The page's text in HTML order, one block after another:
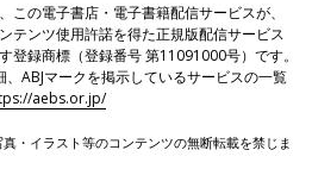
この電子書店・電子書籍配信サービスが、
テンツ使用許諾を得た正規版配信サービス
登録商標（登録番号 第11091000号）です。
、ABJマークを掲示しているサービスの一覧
aebs.or.jp/
・イラスト等のコンテンツの無断転載を禁じま